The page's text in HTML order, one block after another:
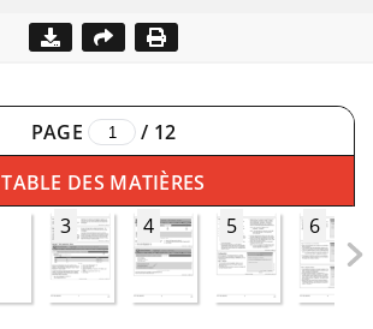
PAGE / 12
TABLE DES MATIÈRES
3 4 5 6